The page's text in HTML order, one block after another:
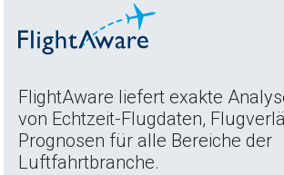
FlightAware liefert exakte
von Echtzeit-Flugdaten,
Prognosen für alle Bereiche der
Luftfahrtbranche.